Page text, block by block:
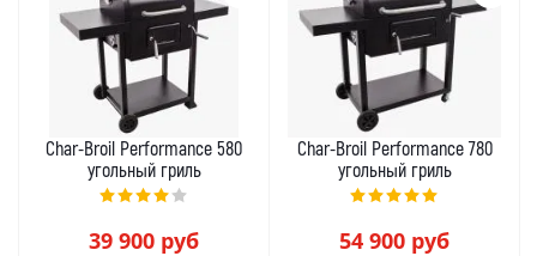
Char-Broil Performance 580
угольный гриль
39 900 руб
Char-Broil Performance 780
угольный гриль
54 900 руб